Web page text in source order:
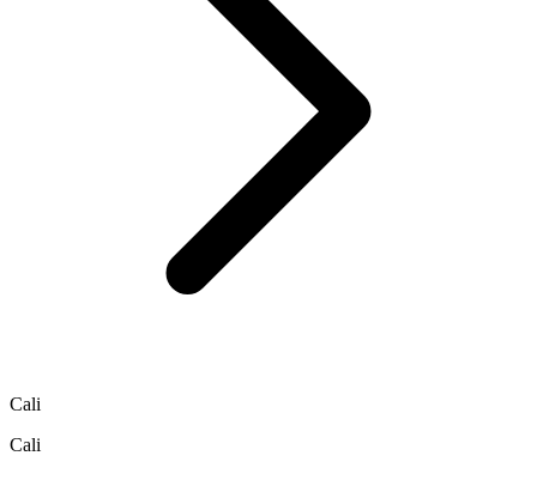
Cali
Cali